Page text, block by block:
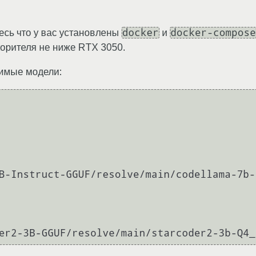
что у вас установлены docker и docker-compose
не ниже RTX 3050.
модели:
Instruct-GGUF/resolve/main/codellama-7b-